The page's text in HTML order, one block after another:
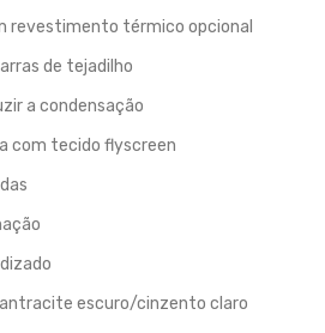
revestimento térmico opcional
de tejadilho
a condensação
com tecido flyscreen
escuro/cinzento claro